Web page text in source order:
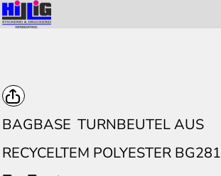
BAGBASE TURNBEUTEL AUS
RECYCELTEM POLYESTER BG281